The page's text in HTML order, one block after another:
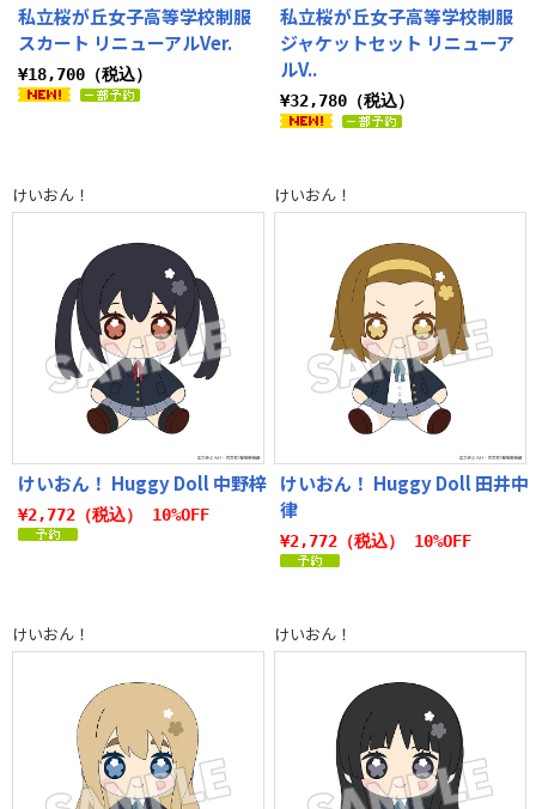
私立桜が丘女子高等学校制服
スカート リニューアルVer.
¥18,700（税込）
私立桜が丘女子高等学校制服
ジャケットセット リニューア
ルV..
¥32,780（税込）
けいおん！
けいおん！ Huggy Doll 中野梓
¥2,772（税込） 10%OFF
けいおん！
けいおん！ Huggy Doll 田井中
律
¥2,772（税込） 10%OFF
けいおん！ けいおん！